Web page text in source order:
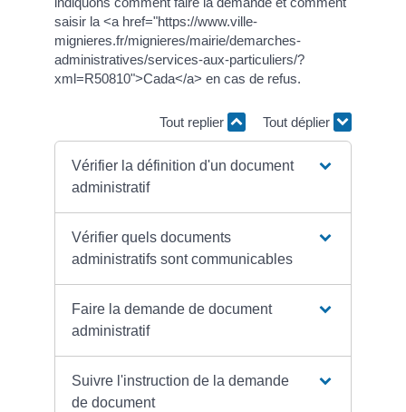
saisir la <a href="https://www.ville-
mignieres.fr/mignieres/mairie/demarches-
administratives/services-aux-particuliers/?
xml=R50810">Cada</a> en cas de refus.
Tout replier Tout déplier
Vérifier la définition d'un document
administratif
Vérifier quels documents
administratifs sont communicables
Faire la demande de document
administratif
Suivre l'instruction de la demande
de document